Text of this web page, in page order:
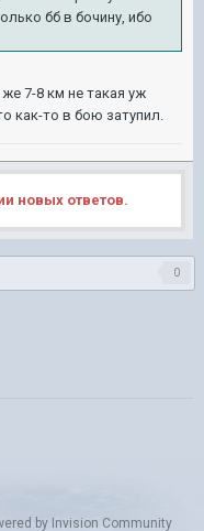
бб в бочину, ибо
7-8 км не такая уж
как-то в бою затупил.
новых ответов.
0
by Invision Community